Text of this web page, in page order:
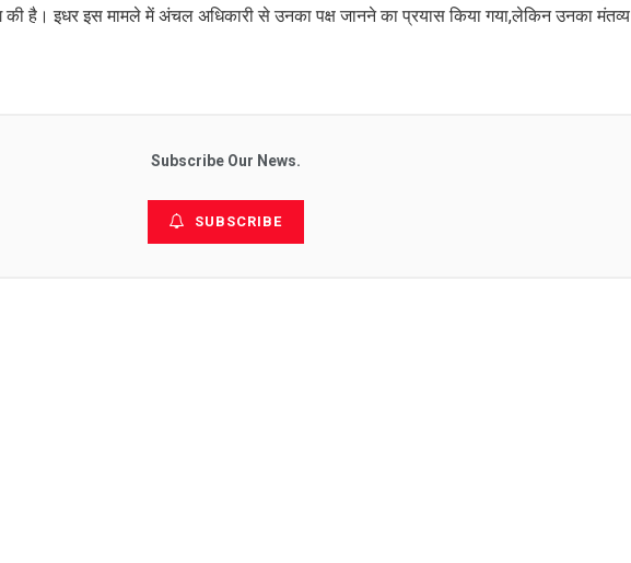
की है। इधर इस मामले में अंचल अधिकारी से उनका पक्ष जानने का प्रयास किया गया,लेकिन उनका मंतव्य
Subscribe Our News.
SUBSCRIBE